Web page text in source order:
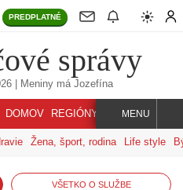
PREDPLATNÉ
správy
| Meniny má Jozefína
DOMOV REGIÓNY INDEX SVET
MENU
Žena, šport, rodina Life style
VŠETKO O SLUŽBE